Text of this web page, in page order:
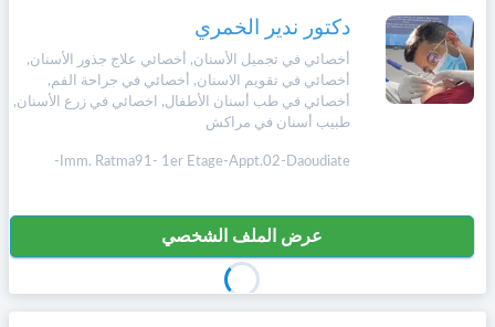
دكتور ندير الخمري
أخصائي في تجميل الأسنان, أخصائي علاج جذور الأسنان,
أخصائي في تقويم الاسنان, أخصائي في جراحة الفم,
أخصائي في طب أسنان الأطفال, اخصائي في زرع الأسنان,
طبيب أسنان في مراكش
Imm. Ratma91- 1er Etage-Appt.02-Daoudiate-
عرض الملف الشخصي